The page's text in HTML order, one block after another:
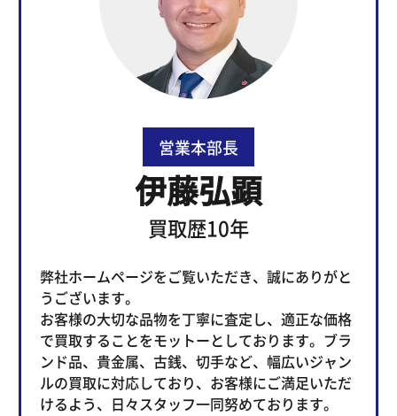
営業本部長
伊藤弘顕
買取歴10年
弊社ホームページをご覧いただき、誠にありがと
うございます。
お客様の大切な品物を丁寧に査定し、適正な価格
で買取することをモットーとしております。ブラ
ンド品、貴金属、古銭、切手など、幅広いジャン
ルの買取に対応しており、お客様にご満足いただ
けるよう、日々スタッフ一同努めております。